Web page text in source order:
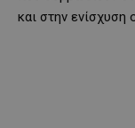
και στην ενίσχυση